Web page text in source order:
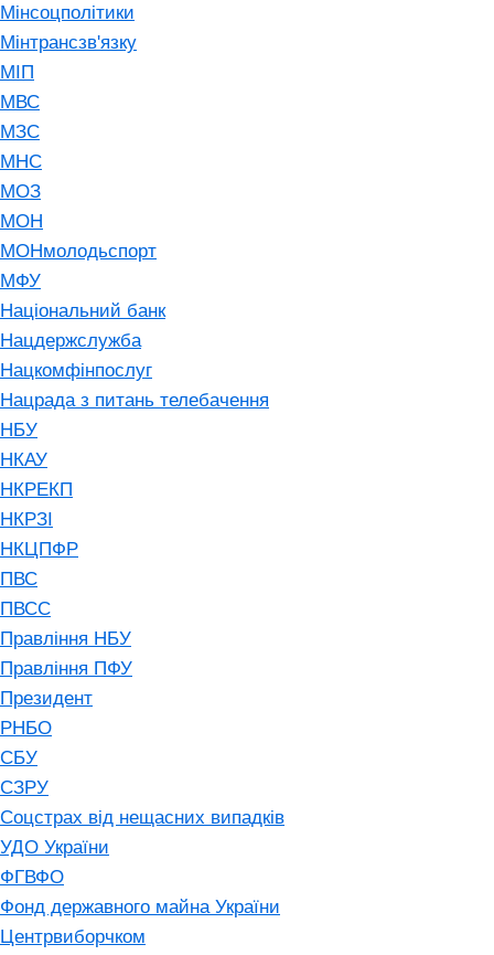
Мінсоцполітики
Мінтрансзв'язку
МІП
МВС
МЗС
МНС
МОЗ
МОН
МОНмолодьспорт
МФУ
Національний банк
Нацдержслужба
Нацкомфінпослуг
Нацрада з питань телебачення
НБУ
НКАУ
НКРЕКП
НКРЗІ
НКЦПФР
ПВС
ПВСС
Правління НБУ
Правління ПФУ
Президент
РНБО
СБУ
СЗРУ
Соцстрах від нещасних випадків
УДО України
ФГВФО
Фонд державного майна України
Центрвиборчком